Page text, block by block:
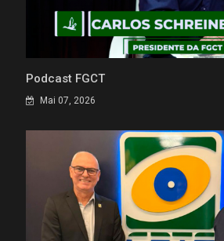
Podcast FGCT
Mai 07, 2026